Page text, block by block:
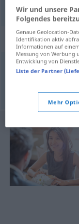
Dachrinne
© OpenThesaurus.de
Wir und unsere
Folgendes
Genaue Geolocation-
Identifikation aktiv
Informationen auf
Messung von Werbung
Entwicklung von
Liste der Partner
Mehr